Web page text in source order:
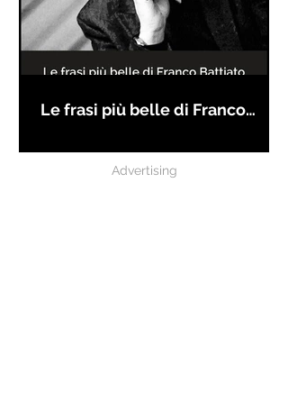
Le frasi più belle di Franco
Advertising